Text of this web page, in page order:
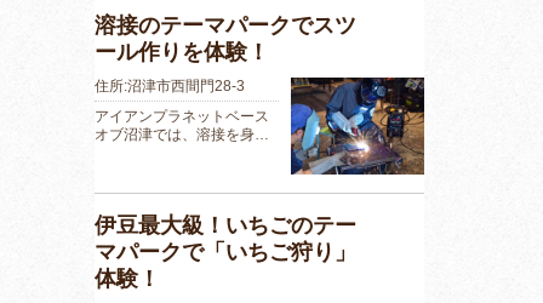
溶接のテーマパークでスツ
ール作りを体験！
住所:沼津市西間門28-3
アイアンプラネットベース
オブ沼津では、溶接を身…
伊豆最大級！いちごのテー
マパークで「いちご狩り」
体験！